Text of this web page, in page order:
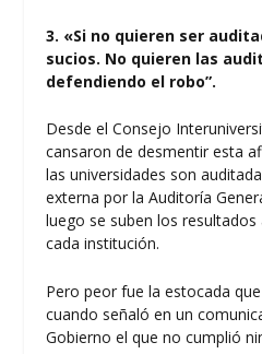
3. «Si no quieren ser
sucios. No quieren las
defendiendo el robo”.
Desde el Consejo
cansaron de desmentir esta
las universidades son
externa por la Auditoría
luego se suben los resultados
cada institución.
Pero peor fue la estocada
cuando señalóen un
Gobierno el que no cumplió